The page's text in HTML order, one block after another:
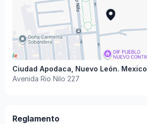
Ciudad Apodaca Nuevo León. Mexico
Avenida Rio Nilo 227
Reglamento